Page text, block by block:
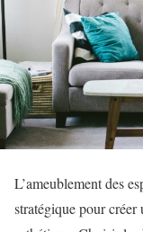
L’ameublement des
stratégique pour